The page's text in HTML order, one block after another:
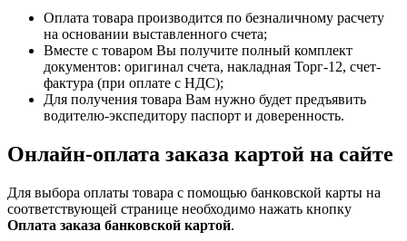
Оплата товара производится по безналичному расчету
на основании выставленного счета;
Вместе с товаром Вы получите полный комплект
документов: оригинал счета, накладная Торг-12, счет-
фактура (при оплате с НДС);
Для получения товара Вам нужно будет предъявить
водителю-экспедитору паспорт и доверенность.
Онлайн-оплата заказа картой на сайте
Для выбора оплаты товара с помощью банковской карты на
соответствующей странице необходимо нажать кнопку
Оплата заказа банковской картой.